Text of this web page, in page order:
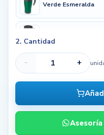
Verde Esmeralda
2. Cantidad
- +